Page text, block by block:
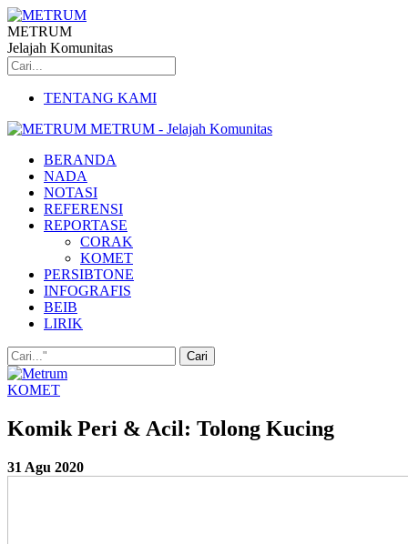
METRUM
Jelajah Komunitas
TENTANG KAMI
METRUM - Jelajah Komunitas
BERANDA
NADA
NOTASI
REFERENSI
REPORTASE
CORAK
KOMET
PERSIBTONE
INFOGRAFIS
BEIB
LIRIK
KOMET
Komik Peri & Acil: Tolong Kucing
31 Agu 2020